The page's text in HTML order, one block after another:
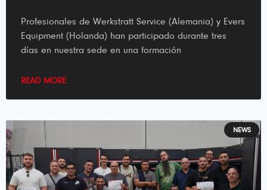
Profesionales de Werkstratt Service (Alemania) y Evers
Equipment (Holanda) han participado durante tres
días en nuestra sede en una formación
READ MORE
NEWS